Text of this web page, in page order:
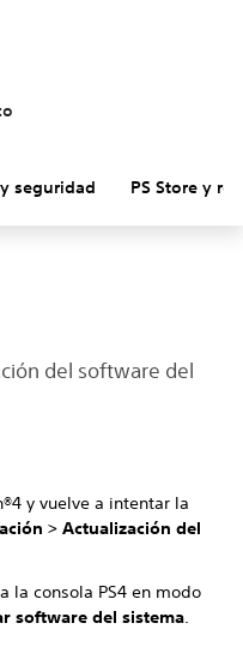
seguridad PS Store y
del software del
y vuelve a intentar la
> Actualización del
la consola PS4 en modo
software del sistema